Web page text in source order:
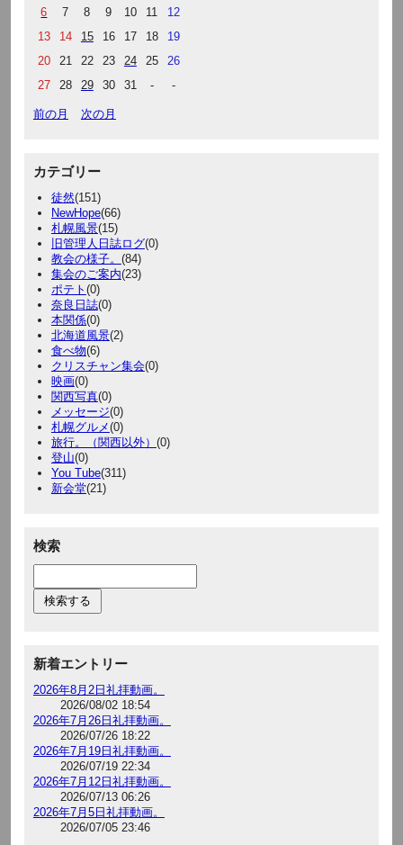
6
7 8 9 10 11
12
13
14 15 16 17 18
19
20
21 22 23 24 25
26
27
28 29 30 31 - -
前の月 次の月
カテゴリー
徒然(151)
NewHope(66)
札幌風景(15)
旧管理人日誌ログ(0)
教会の様子。 (84)
集会のご案内(23)
ポテト (0)
奈良日誌(0)
本関係(0)
北海道風景(2)
食べ物(6)
クリスチャン集会(0)
映画(0)
関西写真(0)
メッセージ(0)
札幌グルメ(0)
旅行。（関西以外） (0)
登山(0)
You Tube(311)
新会堂(21)
検索
新着エントリー
2026年8月2日礼拝動画。
2026/08/02 18:54
2026年7月26日礼拝動画。
2026/07/26 18:22
2026年7月19日礼拝動画。
2026/07/19 22:34
2026年7月12日礼拝動画。
2026/07/13 06:26
2026年7月5日礼拝動画。
2026/07/05 23:46